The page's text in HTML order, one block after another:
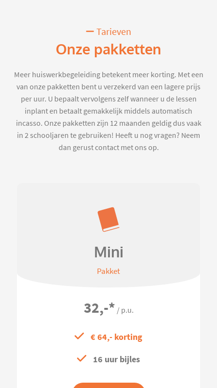
Tarieven
Onze pakketten
Meer huiswerkbegeleiding betekent meer korting. Met een
van onze pakketten bent u verzekerd van een lagere prijs
per uur. U bepaalt vervolgens zelf wanneer u de lessen
inplant en betaalt gemakkelijk middels automatisch
incasso. Onze pakketten zijn 12 maanden geldig dus vaak
in 2 schooljaren te gebruiken! Heeft u nog vragen? Neem
dan gerust contact met ons op.
Mini
Pakket
32,-* / p.u.
€ 64,- korting
16 uur bijles